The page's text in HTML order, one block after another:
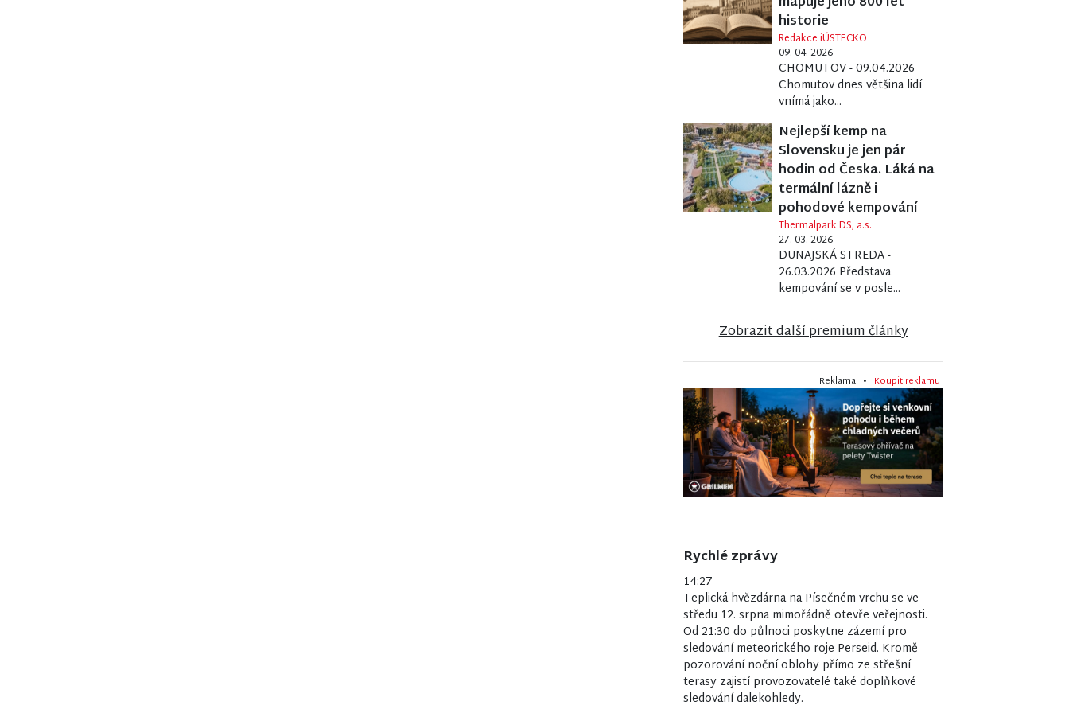
historie
Redakce iÚSTECKO
09. 04. 2026
CHOMUTOV - 09.04.2026
Chomutov dnes většina lidí
vnímá jako...
Nejlepší kemp na
Slovensku je jen pár
hodin od Česka. Láká na
termální lázně i
pohodové kempování
Thermalpark DS, a.s.
27. 03. 2026
DUNAJSKÁ STREDA -
26.03.2026 Představa
kempování se v posle...
Zobrazit další premium články
Reklama • Koupit reklamu
Rychlé zprávy
14:27
Teplická hvězdárna na Písečném vrchu se ve
středu 12. srpna mimořádně otevře veřejnosti.
Od 21:30 do půlnoci poskytne zázemí pro
sledování meteorického roje Perseid. Kromě
pozorování noční oblohy přímo ze střešní
terasy zajistí provozovatelé také doplňkové
sledování dalekohledy.